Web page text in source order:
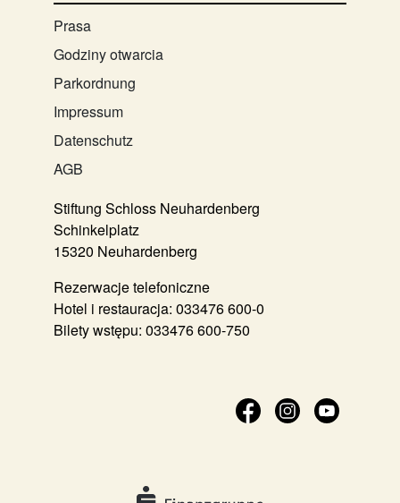
Prasa
Godziny otwarcia
Parkordnung
Impressum
Datenschutz
AGB
Stiftung Schloss Neuhardenberg
Schinkelplatz
15320 Neuhardenberg
Rezerwacje telefoniczne
Hotel i restauracja: 033476 600-0
Bilety wstępu: 033476 600-750